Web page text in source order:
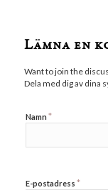
Lämna en
Want to join the
Dela med dig av dina
Namn *
E-postadress *